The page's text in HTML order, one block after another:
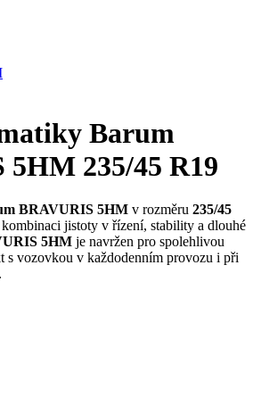
Barum
5HM 235/45 R19
BRAVURIS 5HM v rozměru 235/45
jistoty v řízení, stability a dlouhé
5HM je navržen pro spolehlivou
s vozovkou v každodenním provozu i při